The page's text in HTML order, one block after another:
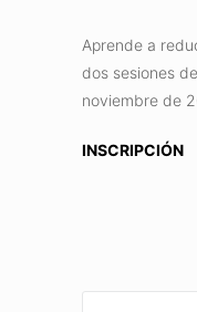
Aprende a
dos sesiones
noviembre de
INSCRIPCIÓN